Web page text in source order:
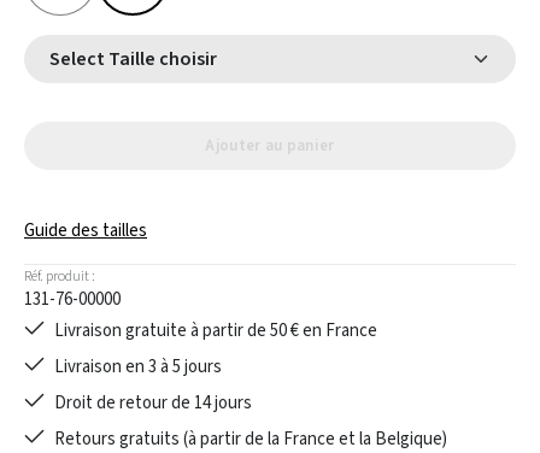
Select Taille choisir
Ajouter au panier
Guide des tailles
Réf. produit :
131-76-00000
Livraison gratuite à partir de 50 € en France
Livraison en 3 à 5 jours
Droit de retour de 14 jours
Retours gratuits (à partir de la France et la Belgique)